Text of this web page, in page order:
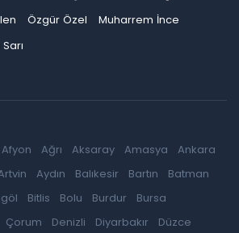
Özgür Özel
Muharrem İnce
Afyon Ağrı Aksaray Amasya
Ankara
Aydın Balıkesir Bartın
Batman
Bitlis Bolu Burdur
Bursa
Çorum Denizli Diyarbakır
Düzce